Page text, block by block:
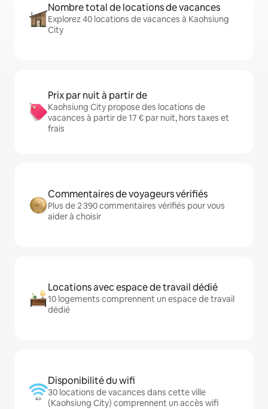
Nombre total de locations de vacances
Explorez 40 locations de vacances à Kaohsiung
City
Prix par nuit à partir de
Kaohsiung City propose des locations de
vacances à partir de 17 € par nuit, hors taxes et
frais
Commentaires de voyageurs vérifiés
Plus de 2 390 commentaires vérifiés pour vous
aider à choisir
Locations avec espace de travail dédié
10 logements comprennent un espace de travail
dédié
Disponibilité du wifi
30 locations de vacances dans cette ville
(Kaohsiung City) comprennent un accès wifi